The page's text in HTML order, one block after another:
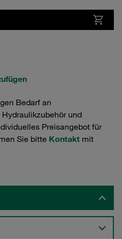
Bedarf an
und
Preisangebot für
Sie bitte Kontakt mit